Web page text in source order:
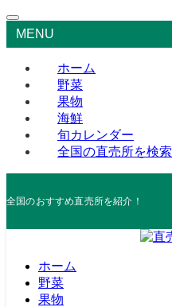
MENU
ホーム
野菜
果物
海鮮
旬カレンダー
全国の直売所を検索
全国のおすすめ直売所を紹介！
ホーム
野菜
果物